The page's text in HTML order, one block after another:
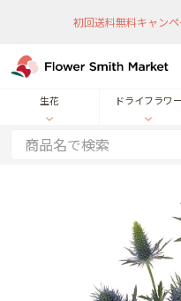
初回送料無料キャンペ
生花 ドライフラワー